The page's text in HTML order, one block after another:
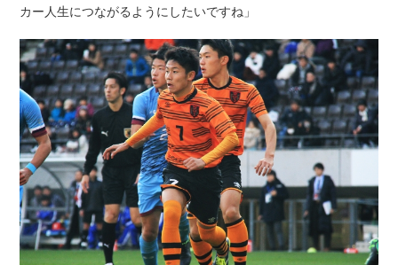
カー人生につながるようにしたいですね」